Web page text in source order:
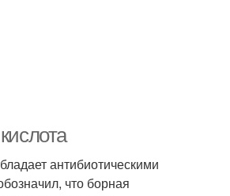
антибиотическими
что борная